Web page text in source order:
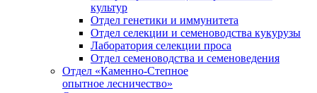
культур
Отдел генетики и иммунитета
Отдел селекции и семеноводства кукурузы
Лаборатория селекции проса
Отдел семеноводства и семеноведения
Отдел «Каменно-Степное
опытное лесничество»